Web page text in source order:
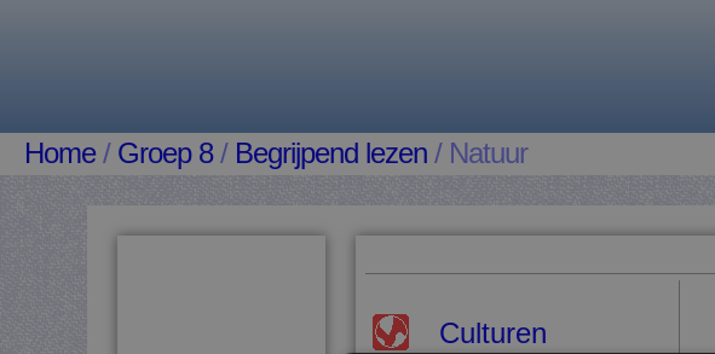
Home/ Groep 8/ Begrijpend lezen / Natuur
Culturen